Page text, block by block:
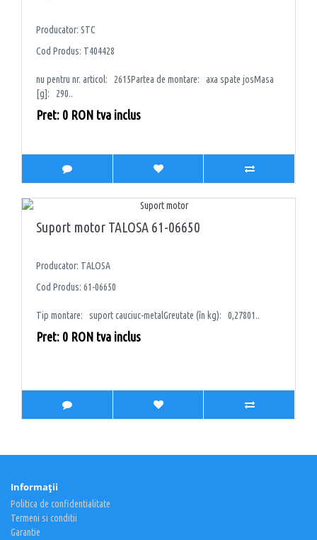
Producator: STC
Cod Produs: T404428
nu pentru nr. articol: 2615Partea de montare: axa spate josMasa
[g]: 290..
Pret: 0 RON tva inclus
Suport motor TALOSA 61-06650
Producator: TALOSA
Cod Produs: 61-06650
Tip montare: suport cauciuc-metalGreutate (în kg): 0,27801..
Pret: 0 RON tva inclus
Informaţii
Politica de confidentialitate
Termeni si conditii
Garantie